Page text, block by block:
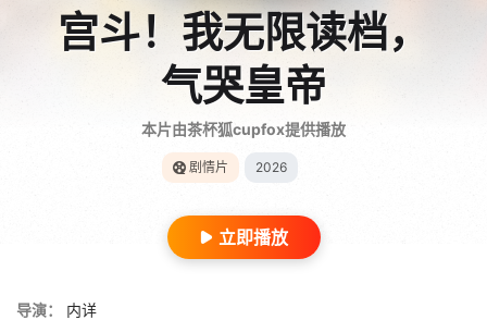
宫斗！我无限读档，
气哭皇帝
本片由茶杯狐cupfox提供播放
剧情片 2026
立即播放
导演：
内详